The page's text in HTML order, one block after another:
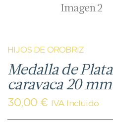
HIJOS DE OROBRIZ
Medalla de
caravaca 20 mm
30,00 € IVA Incluido